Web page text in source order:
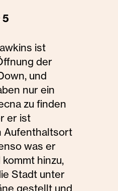
5
ist
der
und
nur ein
zu finden
er ist
Aufenthaltsort
was er
hinzu,
Stadt unter
gestellt und